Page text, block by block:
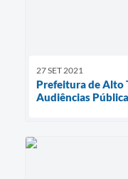
27 SET 2021
Prefeitura de Alto
Audiências